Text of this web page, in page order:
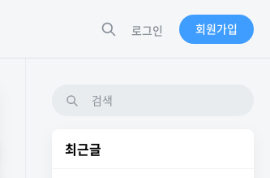
로그인 회원가입
최근글